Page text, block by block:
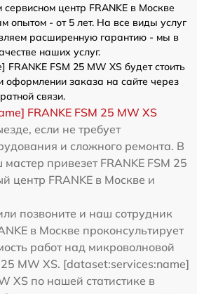
центр FRANKE в Москве
опытом - от 5 лет. На все виды услуг
расширенную гарантию - мы в
наших услуг.
FRANKE FSM 25 MW XS будет стоить
оформлении заказа на сайте через
связи.
FRANKE FSM 25 MW XS
если не требует
и сложного ремонта. В
привезет FRANKE FSM 25
центр FRANKE в Москве и
позвоните и наш сотрудник
в Москве проконсультирует
работ над микроволновой
25 MW XS. [dataset:services:name]
XS по нашей статистике в